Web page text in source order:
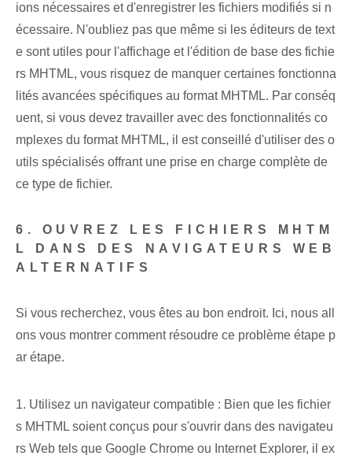
ions nécessaires et d'enregistrer les fichiers modifiés si n
écessaire. N'oubliez pas que même si les éditeurs de text
e sont utiles pour l'affichage et l'édition de base des fichie
rs MHTML, vous risquez de manquer certaines fonctionna
lités avancées spécifiques au format MHTML. Par conséq
uent, si vous devez travailler avec des fonctionnalités co
mplexes du format MHTML, il est conseillé d'utiliser des o
utils spécialisés offrant une prise en charge complète de
ce type de fichier.
6. OUVREZ LES FICHIERS MHTM
L DANS DES NAVIGATEURS WEB
ALTERNATIFS
Si vous recherchez, vous êtes au bon endroit. Ici, nous all
ons vous montrer comment résoudre ce problème étape p
ar étape.
1. Utilisez un navigateur compatible : Bien que les fichier
s MHTML soient conçus pour s'ouvrir dans des navigateu
rs Web tels que Google Chrome ou Internet Explorer, il ex